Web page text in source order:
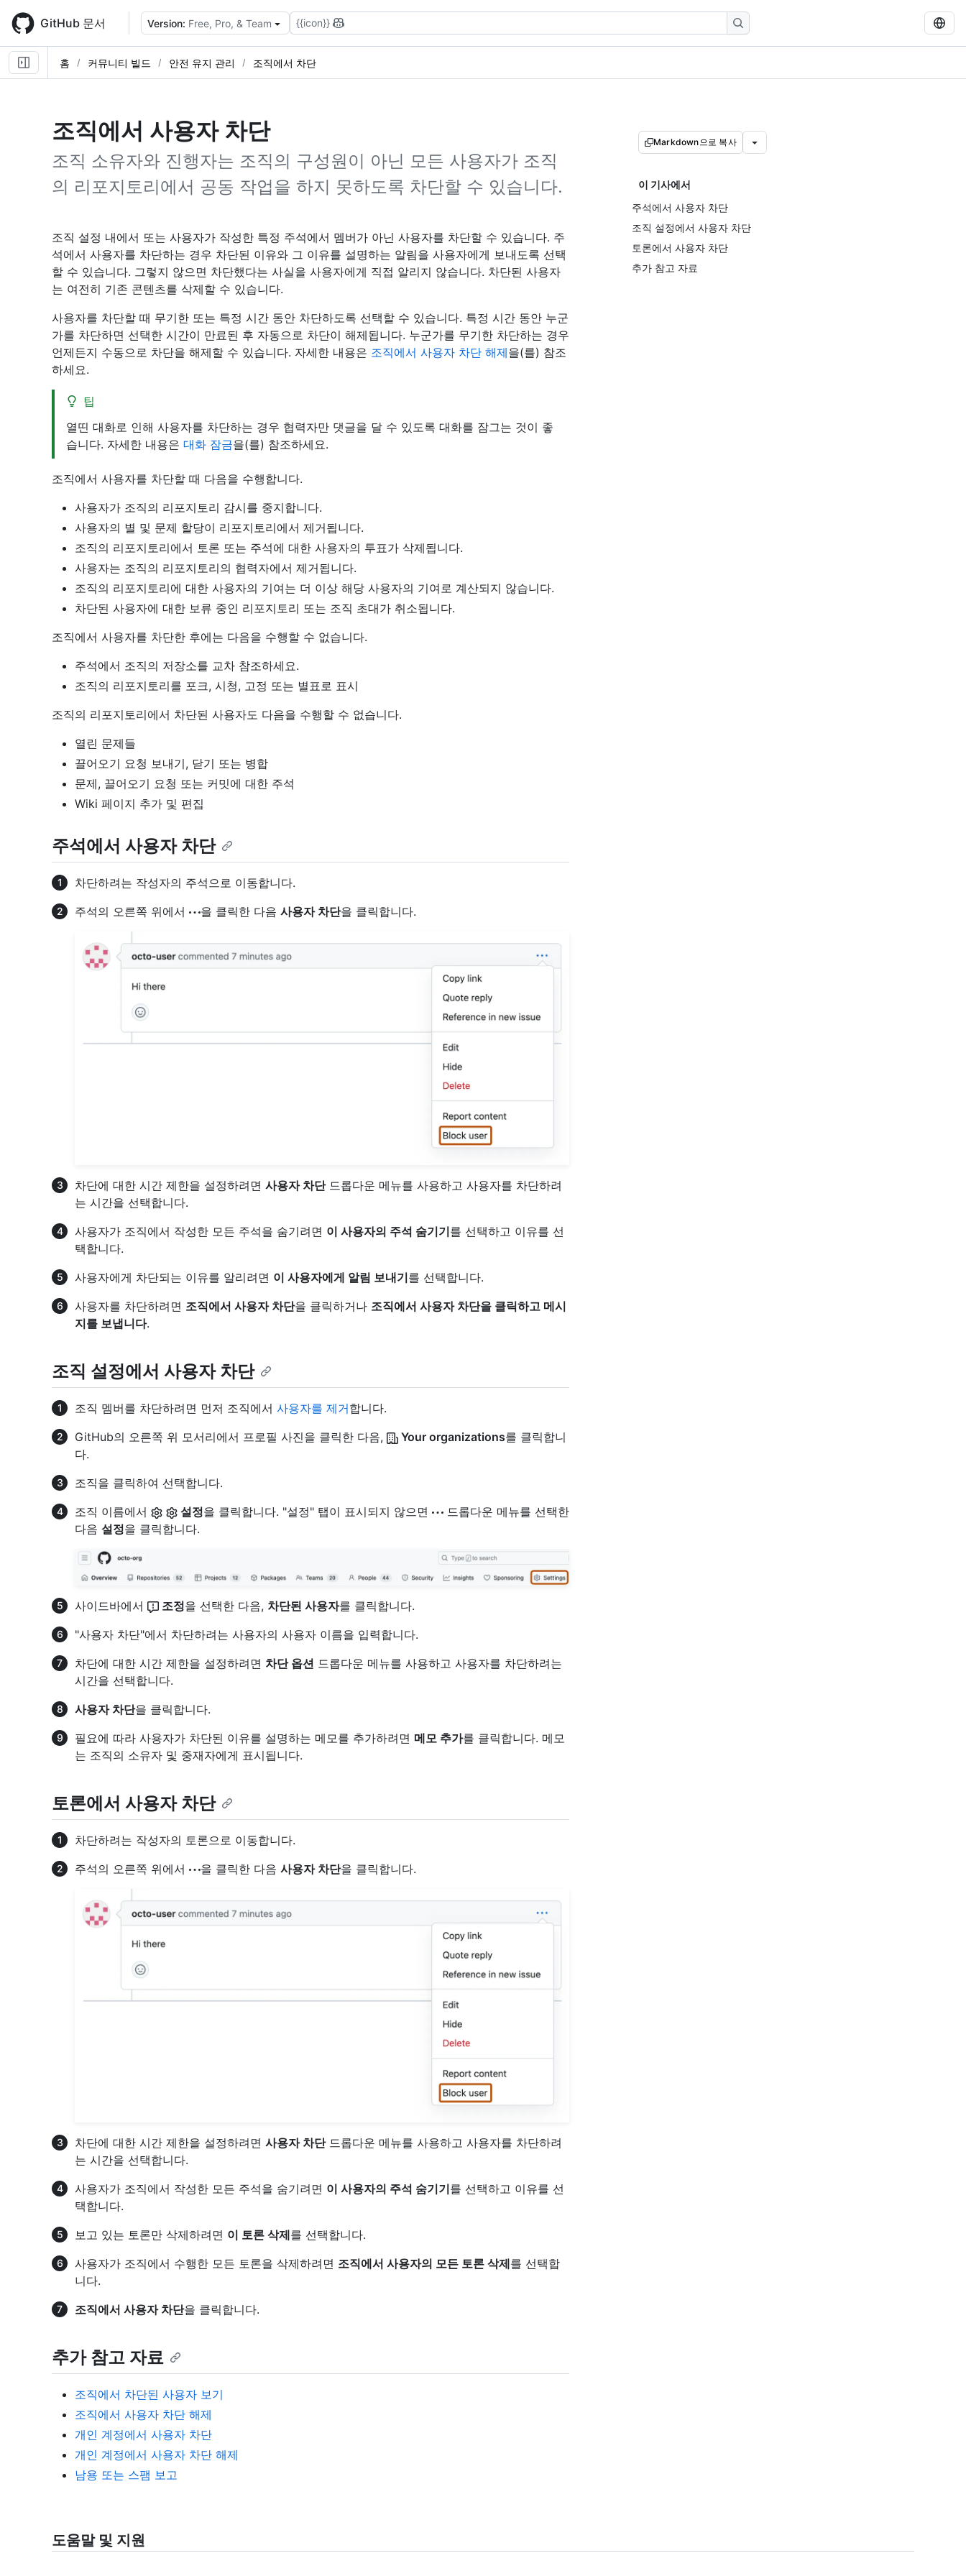
main
content
GitHub 문서 Version: Free, Pro, & Team {{icon}}
홈 커뮤니티 빌드 안전 유지 관리 조직에서 차단
조직에서 사용자 차단
조직 소유자와 진행자는 조직의 구성원이 아닌 모든 사용자가 조직
의 리포지토리에서 공동 작업을 하지 못하도록 차단할 수 있습니다.
Markdown으로 복사
이 기사에서
주석에서 사용자 차단
조직 설정에서 사용자 차단
토론에서 사용자 차단
추가 참고 자료
조직 설정 내에서 또는 사용자가 작성한 특정 주석에서 멤버가 아닌 사용자를 차단할 수 있습니다. 주
석에서 사용자를 차단하는 경우 차단된 이유와 그 이유를 설명하는 알림을 사용자에게 보내도록 선택
할 수 있습니다. 그렇지 않으면 차단했다는 사실을 사용자에게 직접 알리지 않습니다. 차단된 사용자
는 여전히 기존 콘텐츠를 삭제할 수 있습니다.
사용자를 차단할 때 무기한 또는 특정 시간 동안 차단하도록 선택할 수 있습니다. 특정 시간 동안 누군
가를 차단하면 선택한 시간이 만료된 후 자동으로 차단이 해제됩니다. 누군가를 무기한 차단하는 경우
언제든지 수동으로 차단을 해제할 수 있습니다. 자세한 내용은 조직에서 사용자 차단 해제을(를) 참조
하세요.
팁
열띤 대화로 인해 사용자를 차단하는 경우 협력자만 댓글을 달 수 있도록 대화를 잠그는 것이 좋
습니다. 자세한 내용은 대화 잠금을(를) 참조하세요.
조직에서 사용자를 차단할 때 다음을 수행합니다.
사용자가 조직의 리포지토리 감시를 중지합니다.
사용자의 별 및 문제 할당이 리포지토리에서 제거됩니다.
조직의 리포지토리에서 토론 또는 주석에 대한 사용자의 투표가 삭제됩니다.
사용자는 조직의 리포지토리의 협력자에서 제거됩니다.
조직의 리포지토리에 대한 사용자의 기여는 더 이상 해당 사용자의 기여로 계산되지 않습니다.
차단된 사용자에 대한 보류 중인 리포지토리 또는 조직 초대가 취소됩니다.
조직에서 사용자를 차단한 후에는 다음을 수행할 수 없습니다.
주석에서 조직의 저장소를 교차 참조하세요.
조직의 리포지토리를 포크, 시청, 고정 또는 별표로 표시
조직의 리포지토리에서 차단된 사용자도 다음을 수행할 수 없습니다.
열린 문제들
끌어오기 요청 보내기, 닫기 또는 병합
문제, 끌어오기 요청 또는 커밋에 대한 주석
Wiki 페이지 추가 및 편집
주석에서 사용자 차단
차단하려는 작성자의 주석으로 이동합니다.
주석의 오른쪽 위에서
을 클릭한 다음 사용자 차단을 클릭합니다.
차단에 대한 시간 제한을 설정하려면 사용자 차단드롭다운 메뉴를 사용하고 사용자를 차단하려
는 시간을 선택합니다.
사용자가 조직에서 작성한 모든 주석을 숨기려면 이 사용자의 주석 숨기기를 선택하고 이유를 선
택합니다.
사용자에게 차단되는 이유를 알리려면 이 사용자에게 알림 보내기를 선택합니다.
사용자를 차단하려면 조직에서 사용자 차단을 클릭하거나 조직에서 사용자 차단을 클릭하고 메시
지를 보냅니다.
조직 설정에서 사용자 차단
조직 멤버를 차단하려면 먼저 조직에서 사용자를 제거합니다.
GitHub의 오른쪽 위 모서리에서 프로필 사진을 클릭한 다음,
Your organizations를 클릭합니
다.
조직을 클릭하여 선택합니다.
조직 이름에서
설정을 클릭합니다. "설정" 탭이 표시되지 않으면
드롭다운 메뉴를 선택한
다음 설정을 클릭합니다.
사이드바에서 조정을 선택한 다음, 차단된 사용자를 클릭합니다.
"사용자 차단"에서 차단하려는 사용자의 사용자 이름을 입력합니다.
차단에 대한 시간 제한을 설정하려면 차단 옵션 드롭다운 메뉴를 사용하고 사용자를 차단하려는
시간을 선택합니다.
사용자 차단을 클릭합니다.
필요에 따라 사용자가 차단된 이유를 설명하는 메모를 추가하려면 메모 추가를 클릭합니다. 메모
는 조직의 소유자 및 중재자에게 표시됩니다.
토론에서 사용자 차단
차단하려는 작성자의 토론으로 이동합니다.
주석의 오른쪽 위에서
을 클릭한 다음 사용자 차단을 클릭합니다.
차단에 대한 시간 제한을 설정하려면 사용자 차단드롭다운 메뉴를 사용하고 사용자를 차단하려
는 시간을 선택합니다.
사용자가 조직에서 작성한 모든 주석을 숨기려면 이 사용자의 주석 숨기기를 선택하고 이유를 선
택합니다.
보고 있는 토론만 삭제하려면 이 토론 삭제를 선택합니다.
사용자가 조직에서 수행한 모든 토론을 삭제하려면 조직에서 사용자의 모든 토론 삭제를 선택합
니다.
조직에서 사용자 차단을 클릭합니다.
추가 참고 자료
조직에서 차단된 사용자 보기
조직에서 사용자 차단 해제
개인 계정에서 사용자 차단
개인 계정에서 사용자 차단 해제
남용 또는 스팸 보고
도움말 및 지원